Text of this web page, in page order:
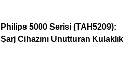
Philips 5000 Serisi (TAH5209):
Şarj Cihazını Unutturan Kulaklık